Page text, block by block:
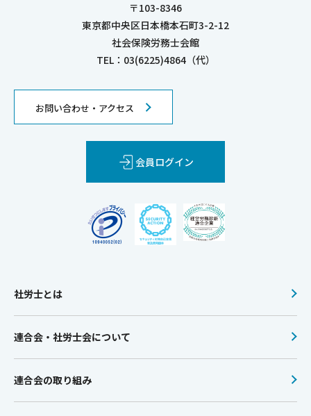
〒103-8346
東京都中央区日本橋本石町3-2-12
社会保険労務士会館
TEL：03(6225)4864（代）
お問い合わせ・アクセス
会員ログイン
社労士とは
連合会・社労士会について
連合会の取り組み